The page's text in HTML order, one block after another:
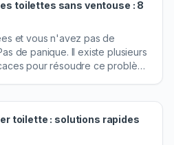
toilettes sans ventouse : 8
et vous n'avez pas de
de panique. Il existe plusieurs
pour résoudre ce problème
toilette : solutions rapides